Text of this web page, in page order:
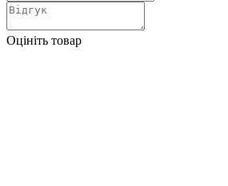
Оцініть товар